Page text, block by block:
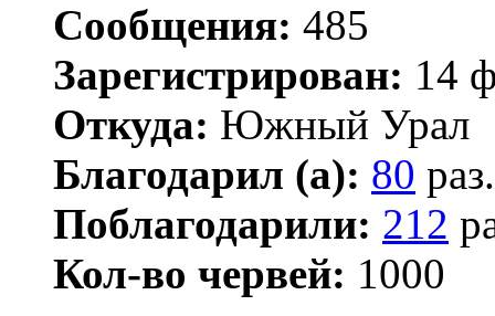
Сообщения: 485
Зарегистрирован: 14
Откуда: Южный Урал
Благодарил (а): 80 раз.
Поблагодарили: 212
Кол-во червей: 1000